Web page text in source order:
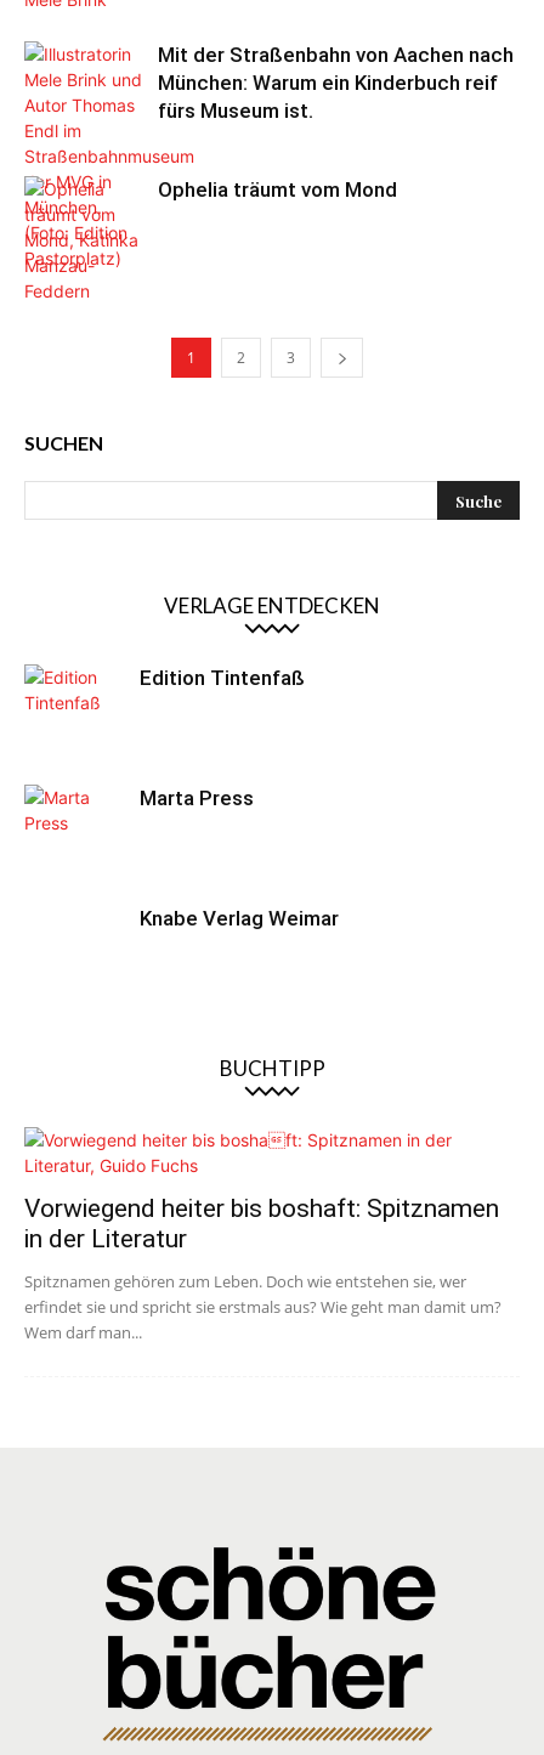
Mit der Straßenbahn von Aachen nach
München: Warum ein Kinderbuch reif
fürs Museum ist.
Ophelia träumt vom Mond
1 2 3
SUCHEN
VERLAGE ENTDECKEN
Edition Tintenfaß
Marta Press
Knabe Verlag Weimar
BUCHTIPP
Vorwiegend heiter bis boshaft: Spitznamen
in der Literatur
Spitznamen gehören zum Leben. Doch wie entstehen sie, wer
erfindet sie und spricht sie erstmals aus? Wie geht man damit um?
Wem darf man...